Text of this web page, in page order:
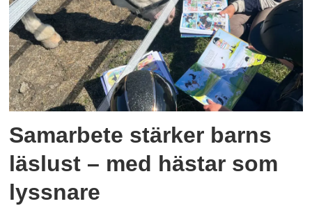
Samarbete stärker barns
läslust – med hästar som
lyssnare